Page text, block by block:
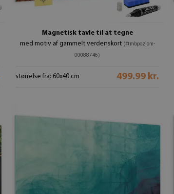
Magnetisk tavle til at tegne
med motiv af gammelt verdenskort (#tmbpoziom-
00088746)
størrelse fra: 60x40 cm 499.99 kr.